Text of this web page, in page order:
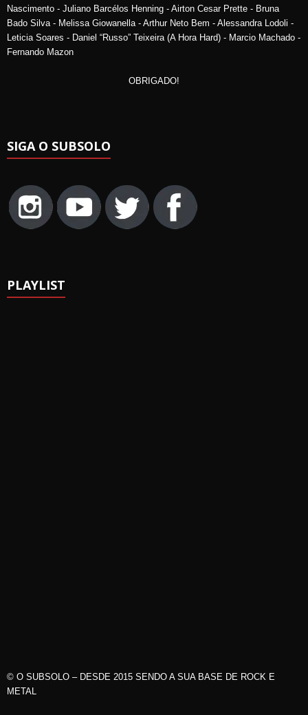
Nascimento - Juliano Barcélos Henning - Airton Cesar Prette - Bruna
Bado Silva - Melissa Giowanella - Arthur Neto Bem - Alessandra Lodoli -
Leticia Soares - Daniel “Russo” Teixeira (A Hora Hard) - Marcio Machado -
Fernando Mazon
OBRIGADO!
SIGA O SUBSOLO
PLAYLIST
© O SUBSOLO – DESDE 2015 SENDO A SUA BASE DE ROCK E
METAL